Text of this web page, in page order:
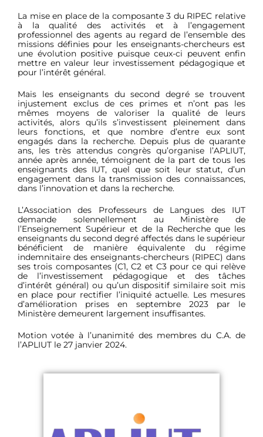
La mise en place de la composante 3 du RIPEC relative
à la qualité des activités et à l’engagement
professionnel des agents au regard de l’ensemble des
missions définies pour les enseignants-chercheurs est
une évolution positive puisque ceux-ci peuvent enfin
mettre en valeur leur investissement pédagogique et
pour l’intérêt général.
Mais les enseignants du second degré se trouvent
injustement exclus de ces primes et n’ont pas les
mêmes moyens de valoriser la qualité de leurs
activités, alors qu’ils s’investissent pleinement dans
leurs fonctions, et que nombre d’entre eux sont
engagés dans la recherche. Depuis plus de quarante
ans, les très attendus congrès qu’organise l’APLIUT,
année après année, témoignent de la part de tous les
enseignants des IUT, quel que soit leur statut, d’un
engagement dans la transmission des connaissances,
dans l’innovation et dans la recherche.
L’Association des Professeurs de Langues des IUT
demande solennellement au Ministère de
l’Enseignement Supérieur et de la Recherche que les
enseignants du second degré affectés dans le supérieur
bénéficient de manière équivalente du régime
indemnitaire des enseignants-chercheurs (RIPEC) dans
ses trois composantes (C1, C2 et C3 pour ce qui relève
de l’investissement pédagogique et des tâches
d’intérêt général) ou qu’un dispositif similaire soit mis
en place pour rectifier l’iniquité actuelle. Les mesures
d’amélioration prises en septembre 2023 par le
Ministère demeurent largement insuffisantes.
Motion votée à l’unanimité des membres du C.A. de
l’APLIUT le 27 janvier 2024.